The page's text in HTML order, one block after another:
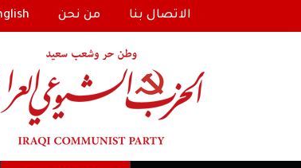
الاتصال بنا من نحن